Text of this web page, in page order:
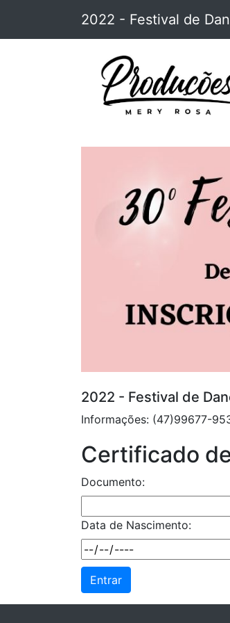
2022 - Festival de
2022 - Festival de
Informações: (47)99677-
Certificado
Documento:
Data de Nascimento: